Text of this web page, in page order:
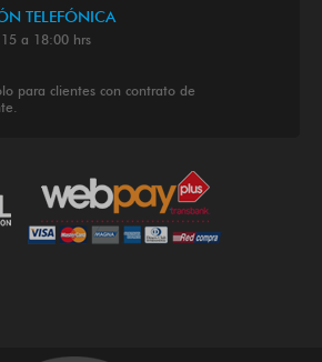
TELEFÓNICA
a 18:00 hrs
para clientes con contrato de